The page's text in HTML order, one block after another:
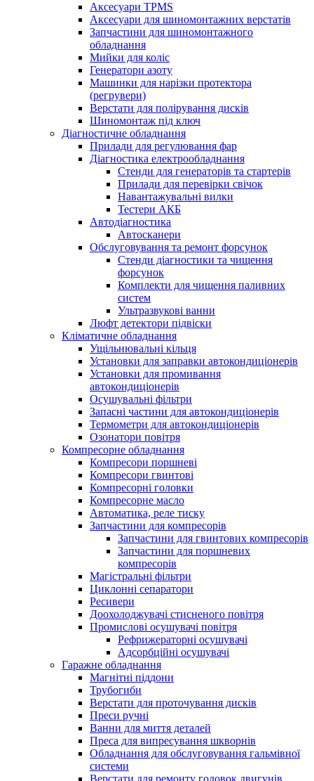
Аксесуари TPMS
Аксесуари для шиномонтажних верстатів
Запчастини для шиномонтажного
обладнання
Мийки для коліс
Генератори азоту
Машинки для нарізки протектора
(регрувери)
Верстати для полірування дисків
Шиномонтаж під ключ
Діагностичне обладнання
Прилади для регулювання фар
Діагностика електрообладнання
Стенди для генераторів та стартерів
Прилади для перевірки свічок
Навантажувальні вилки
Тестери АКБ
Автодіагностика
Автосканери
Обслуговування та ремонт форсунок
Стенди діагностики та чищення
форсунок
Комплекти для чищення паливних
систем
Ультразвукові ванни
Люфт детектори підвіски
Кліматичне обладнання
Ущільнювальні кільця
Установки для заправки автокондиціонерів
Установки для промивання
автокондиціонерів
Осушувальні фільтри
Запасні частини для автокондиціонерів
Термометри для автокондиціонерів
Озонатори повітря
Компресорне обладнання
Компресори поршневі
Компресори гвинтові
Компресорні головки
Компресорне масло
Автоматика, реле тиску
Запчастини для компресорів
Запчастини для гвинтових компресорів
Запчастини для поршневих
компресорів
Магістральні фільтри
Циклонні сепаратори
Ресивери
Доохолоджувачі стисненого повітря
Промислові осушувачі повітря
Рефрижераторні осушувачі
Адсорбційні осушувачі
Гаражне обладнання
Магнітні піддони
Трубогиби
Верстати для проточування дисків
Преси ручні
Ванни для миття деталей
Преса для випресування шкворнів
Обладнання для обслуговування гальмівної
системи
Верстати для ремонту головок двигунів